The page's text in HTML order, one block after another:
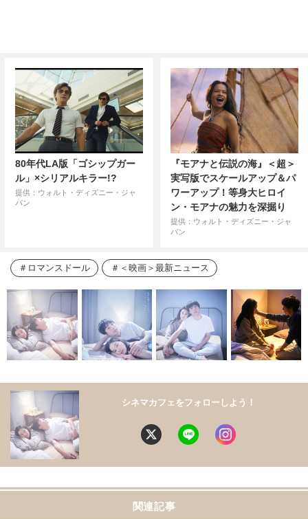
80年代LA版「ゴシップガー
ル」×シリアルキラー!?
提供：ウォルト・ディズニー・ジャ
パン
『モアナと伝説の海』＜超＞
実写版でスケールアップ＆パ
ワーアップ！等身大ヒロイ
ン・モアナの魅力を深掘り
提供：ウォルト・ディズニー・ジャ
パン
ロマンスドール ＜映画＞最新ニュース
シネマカフェをフォローしよう！
関連記事